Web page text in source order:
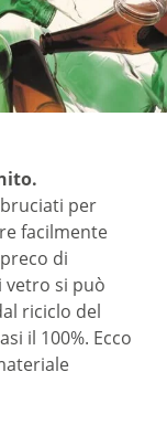
per
facilmente
di
vetro si può
riciclo del
il 100%. Ecco